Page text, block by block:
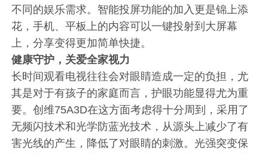
不同的娱乐需求。智能投屏功能的加入更是锦上添
花，手机、平板上的内容可以一键投射到大屏幕
上，分享变得更加简单快捷。
健康守护，关爱全家视力
长时间观看电视往往会对眼睛造成一定的负担，尤
其是对于有孩子的家庭而言，护眼功能显得尤为重
要。创维75A3D在这方面考虑得十分周到，采用了
无频闪技术和光学防蓝光技术，从源头上减少了有
害光线的产生，降低了对眼睛的刺激。光强突变保